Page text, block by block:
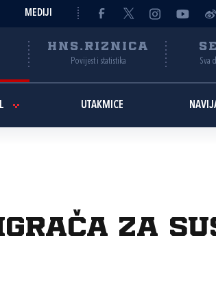
MEDIJI
HNS.RIZNICA
Povijest i statistika Sva
UTAKMICE
za